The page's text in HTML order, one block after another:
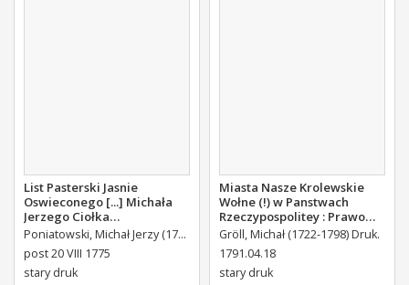
List Pasterski Jasnie
Oswieconego [...] Michała
Jerzego Ciołka
Poniatowskiego Biskupa
Płockiego Xiązęcia
Pułtuskiego [...] Do Oboyga
Stanu Tak Duchownego,
Poniatowski, Michał Jerzy (1736-1794)
post 20 VIII 1775
stary druk
Miasta Nasze Krolewskie
Wołne (!) w Panstwach
Rzeczypospolitey : Prawo
uchwalone Dnia 18.
kwietnia 1791.
Gröll, Michał (1722-1798) Druk.
1791.04.18
stary druk